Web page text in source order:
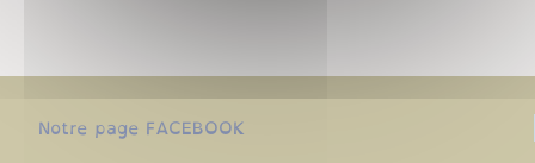
Notre page FACEBOOK